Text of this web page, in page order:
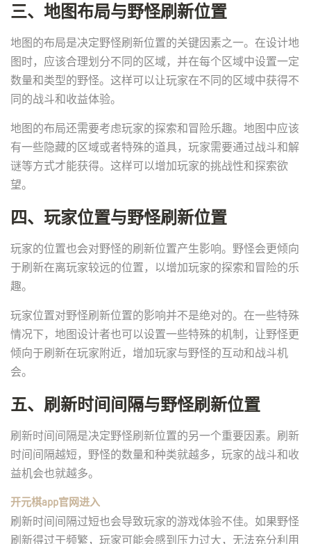
三、地图布局与野怪刷新位置
地图的布局是决定野怪刷新位置的关键因素之一。在设计地
图时，应该合理划分不同的区域，并在每个区域中设置一定
数量和类型的野怪。这样可以让玩家在不同的区域中获得不
同的战斗和收益体验。
地图的布局还需要考虑玩家的探索和冒险乐趣。地图中应该
有一些隐藏的区域或者特殊的道具，玩家需要通过战斗和解
谜等方式才能获得。这样可以增加玩家的挑战性和探索欲
望。
四、玩家位置与野怪刷新位置
玩家的位置也会对野怪的刷新位置产生影响。野怪会更倾向
于刷新在离玩家较远的位置，以增加玩家的探索和冒险的乐
趣。
玩家位置对野怪刷新位置的影响并不是绝对的。在一些特殊
情况下，地图设计者也可以设置一些特殊的机制，让野怪更
倾向于刷新在玩家附近，增加玩家与野怪的互动和战斗机
会。
五、刷新时间间隔与野怪刷新位置
刷新时间间隔是决定野怪刷新位置的另一个重要因素。刷新
时间间隔越短，野怪的数量和种类就越多，玩家的战斗和收
益机会也就越多。
开元棋app官网进入
刷新时间间隔过短也会导致玩家的游戏体验不佳。如果野怪
刷新得过于频繁，玩家可能会感到压力过大，无法充分利用